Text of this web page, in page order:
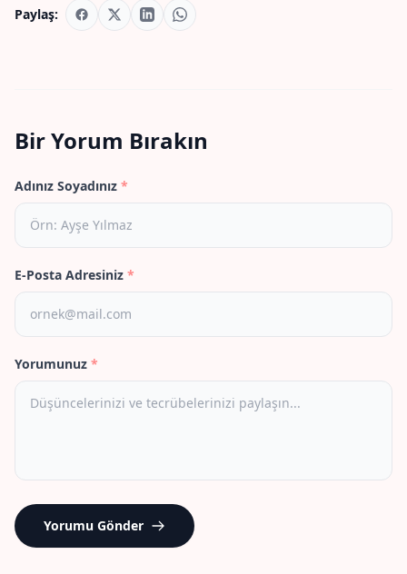
Paylaş:
Bir Yorum Bırakın
Adınız Soyadınız *
E-Posta Adresiniz *
Yorumunuz *
Yorumu Gönder